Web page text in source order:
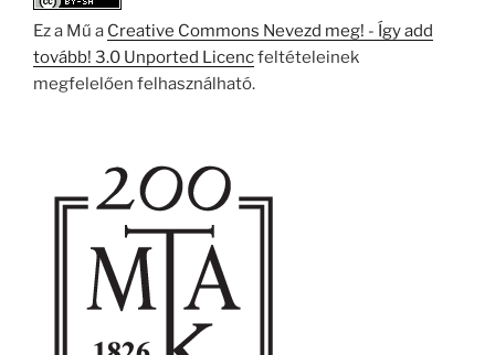
Ez a Mű a Creative Commons Nevezd meg! - Így add
tovább! 3.0 Unported Licencfeltételeinek
megfelelően felhasználható.